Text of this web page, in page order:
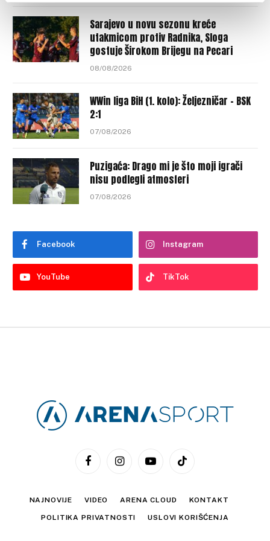
Sarajevo u novu sezonu kreće
utakmicom protiv Radnika, Sloga
gostuje Širokom Brijegu na Pecari
08/08/2026
WWin liga BiH (1. kolo): Željezničar – BSK
2:1
07/08/2026
Puzigaća: Drago mi je što moji igrači
nisu podlegli atmosferi
07/08/2026
Facebook Instagram
YouTube TikTok
FacebookInstagramYouTubeTikTok
NAJNOVIJE VIDEO ARENA CLOUD KONTAKT
POLITIKA PRIVATNOSTI USLOVI KORIŠĆENJA